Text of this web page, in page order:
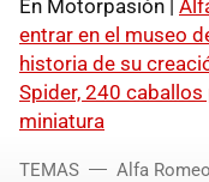
En Motorpasión |
entrar en el museo
historia de su
Spider, 240
miniatura
TEMAS Alfa Romeo